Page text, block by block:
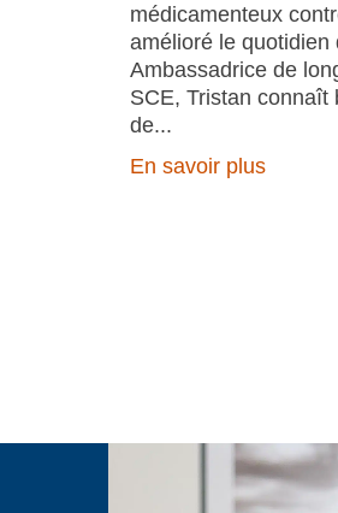
médicamenteux
amélioré le quotidien
Ambassadrice de
SCE, Tristan connaît
de
En savoir plus